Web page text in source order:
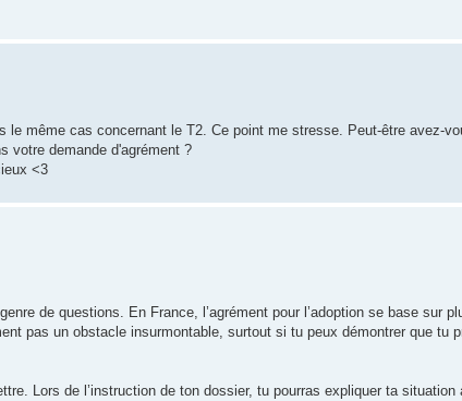
le même cas concernant le T2. Ce point me stresse. Peut-être avez-
votre demande d'agrément ?
<3
de questions. En France, l’agrément pour l’adoption se base sur
pas un obstacle insurmontable, surtout si tu peux démontrer que tu
Lors de l’instruction de ton dossier, tu pourras expliquer ta